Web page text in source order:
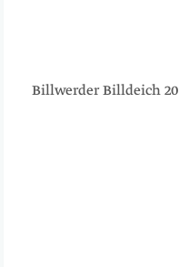
Billwerder Billdeich